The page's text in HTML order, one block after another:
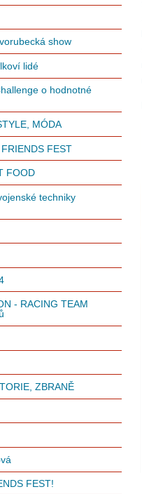
show
lidé
o hodnotné
MÓDA
FEST
FOOD
techniky
- RACING TEAM
ZBRANĚ
FEST!